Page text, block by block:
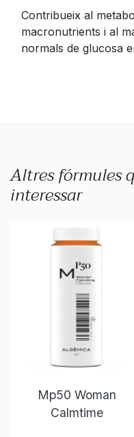
Contribueix al
macronutrients i al
normals de glucosa
Altres fórmules
interessar
Mp50 Woman
Calmtime